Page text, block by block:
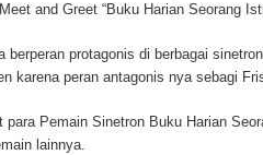
and Greet “Buku Harian Seorang
berperan protagonis di berbagai
karena peran antagonis nya sebagi
para Pemain Sinetron Buku Harian
lainnya.